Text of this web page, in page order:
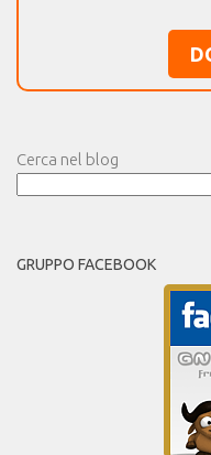
Cerca nel blog
GRUPPO FACEBOOK